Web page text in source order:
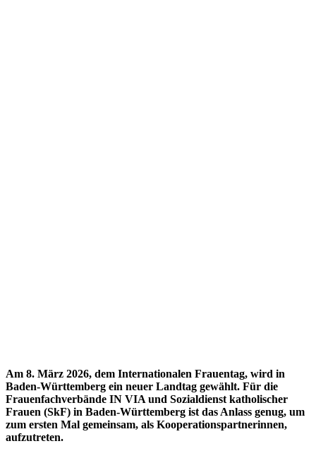
Am 8. März 2026, dem Internationalen Frauentag, wird in
Baden-Württemberg ein neuer Landtag gewählt. Für die
Frauenfachverbände IN VIA und Sozialdienst katholischer
Frauen (SkF) in Baden-Württemberg ist das Anlass genug, um
zum ersten Mal gemeinsam, als Kooperationspartnerinnen,
aufzutreten.